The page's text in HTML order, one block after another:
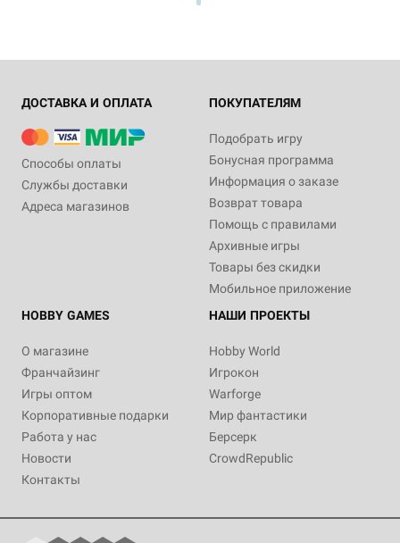
ДОСТАВКА И ОПЛАТА
Способы оплаты
Службы доставки
Адреса магазинов
ПОКУПАТЕЛЯМ
Подобрать игру
Бонусная программа
Информация о заказе
Возврат товара
Помощь с правилами
Архивные игры
Товары без скидки
Мобильное приложение
HOBBY GAMES
О магазине
Франчайзинг
Игры оптом
Корпоративные подарки
Работа у нас
Новости
Контакты
НАШИ ПРОЕКТЫ
Hobby World
Игрокон
Warforge
Мир фантастики
Берсерк
CrowdRepublic